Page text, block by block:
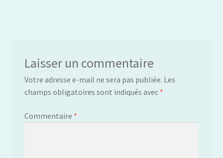
Laisser un commentaire
Votre adresse e-mail ne sera pas publiée. Les
champs obligatoires sont indiqués avec *
Commentaire *